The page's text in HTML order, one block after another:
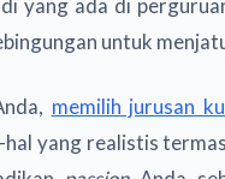
yang ada di
untuk
memilih jurusan
yang realistis